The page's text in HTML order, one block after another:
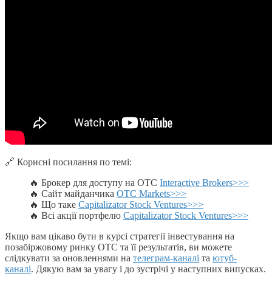
🔗 Корисні посилання по темі:
🔥 Брокер для доступу на OTC Interactive Brokers>>>
🔥 Сайт майданчика OTC Markets>>>
🔥 Що таке Capitalizator Stock Ventures>>>
🔥 Всі акції портфелю Capitalizator Stock Ventures>>>
Якщо вам цікаво бути в курсі стратегії інвестування на
позабіржовому ринку OTC та її результатів, ви можете
слідкувати за оновленнями на телеграм-каналі та ютуб-
каналі. Дякую вам за увагу і до зустрічі у наступних випусках.